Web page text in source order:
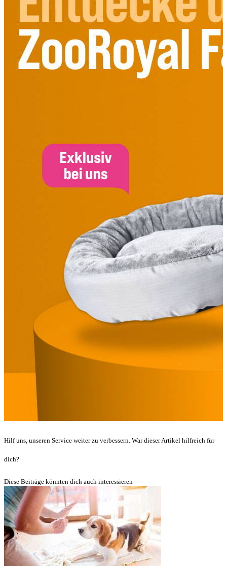
Hilf uns, unseren Service weiter zu verbessern. War dieser Artikel hilfreich für
dich?
Diese Beiträge könnten dich auch interessieren